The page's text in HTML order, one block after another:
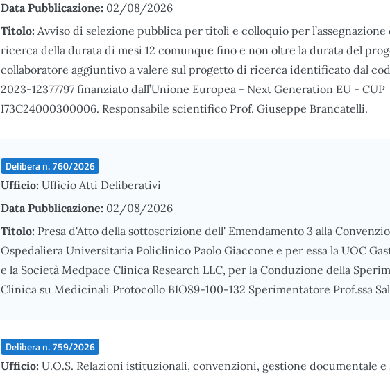
Data Pubblicazione: 02/08/2026
Titolo: Avviso di selezione pubblica per titoli e colloquio per l’assegnazione
ricerca della durata di mesi 12 comunque fino e non oltre la durata del
collaboratore aggiuntivo a valere sul progetto di ricerca identificato dal
2023-12377797 finanziato dall’Unione Europea - Next Generation EU - CUP
I73C24000300006. Responsabile scientifico Prof. Giuseppe Brancatelli.
Delibera n. 760/2026
Ufficio: Ufficio Atti Deliberativi
Data Pubblicazione: 02/08/2026
Titolo: Presa d'Atto della sottoscrizione dell' Emendamento 3 alla
Ospedaliera Universitaria Policlinico Paolo Giaccone e per essa la UOC
e la Società Medpace Clinica Research LLC, per la Conduzione della
Clinica su Medicinali Protocollo BIO89-100-132 Sperimentatore Prof.ssa
Delibera n. 759/2026
Ufficio: U.O.S. Relazioni istituzionali, convenzioni, gestione documentale